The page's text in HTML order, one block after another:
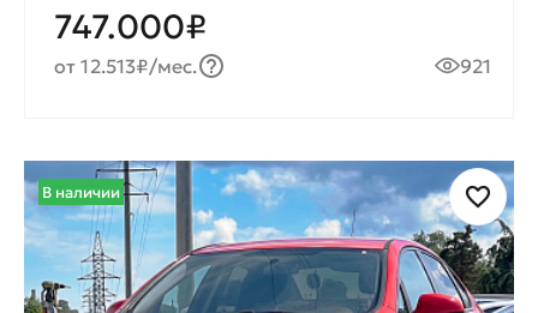
747.000₽
от 12.513₽/мес. 921
В наличии